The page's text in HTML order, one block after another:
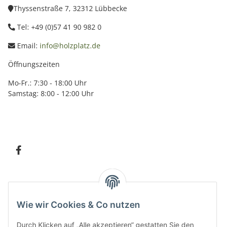
Thyssenstraße 7, 32312 Lübbecke
Tel: +49 (0)57 41 90 982 0
Email: info@holzplatz.de
Öffnungszeiten
Mo-Fr.: 7:30 - 18:00 Uhr
Samstag: 8:00 - 12:00 Uhr
Wie wir Cookies & Co nutzen
Durch Klicken auf „Alle akzeptieren“ gestatten Sie den